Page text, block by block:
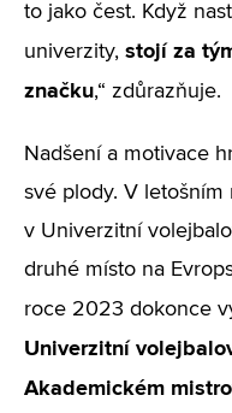
to jako čest. Když
univerzity, stojí za
značku,“ zdůrazňuje.
Nadšení a motivace
své plody. V
v Univerzitní
druhé místo na
roce 2023 dokonce
Univerzitní
Akademickém